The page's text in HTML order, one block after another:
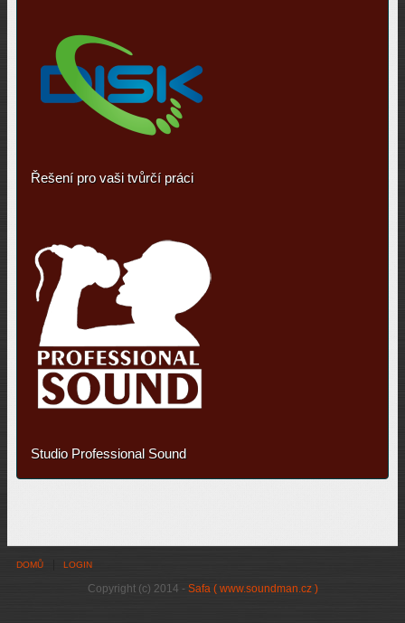
Řešení pro vaši tvůrčí práci
Studio Professional Sound
DOMŮ LOGIN
Copyright (c) 2014 - Safa ( www.soundman.cz )